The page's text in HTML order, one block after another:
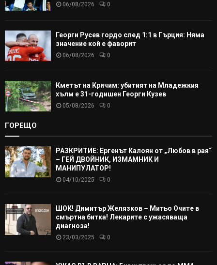
06/08/2026 0
Георги Русев гордо след 1:1 в Гърция: Няма
значение кой е фаворит
06/08/2026 0
Кметът на Кричим: убитият на Младежкия
хълм е 31-годишен Георги Кузев
05/08/2026 0
ГОРЕЩО
РАЗКРИТИЕ: Ергенът Калоян от „Любов в рая“
– ГЕЙ ДВОЙНИК, ИЗМАМНИК И
МАНИПУЛАТОР!
04/10/2025 0
ШОК! Димитър Желязков – Митьо Очите в
смъртна битка! Лекарите с ужасяваща
диагноза!
23/03/2025 0